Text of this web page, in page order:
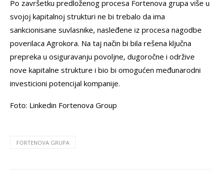
Po završetku predloženog procesa Fortenova grupa više u
svojoj kapitalnoj strukturi ne bi trebalo da ima
sankcionisane suvlasnike, nasleđene iz procesa nagodbe
poverilaca Agrokora. Na taj način bi bila rešena ključna
prepreka u osiguravanju povoljne, dugoročne i održive
nove kapitalne strukture i bio bi omogućen međunarodni
investicioni potencijal kompanije.
Foto: Linkedin Fortenova Group
FORTENOVA GRUPA